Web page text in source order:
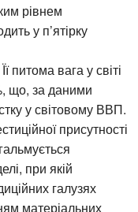
рівнем
у п’ятірку
питома вага у світі
що, за даними
у світовому ВВП.
присутності
при якій
галузях
матеріальних